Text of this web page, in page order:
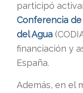
participó
Conferencia
del Agua
financiación y
España.
Además, en el